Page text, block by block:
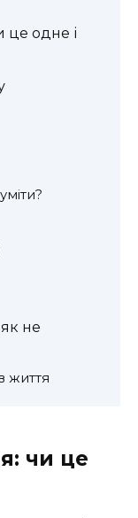
це одне і
не
життя
чи це